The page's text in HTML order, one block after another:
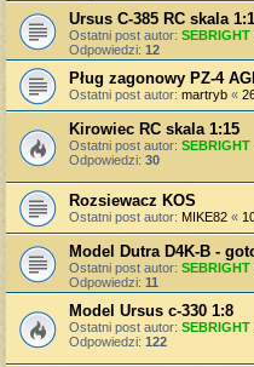
Ursus C-385 RC skala
Ostatni post autor: SEBRIGHT
Odpowiedzi: 12
Pług zagonowy PZ-4
Ostatni post autor: martryb «
Kirowiec RC skala 1:15
Ostatni post autor: SEBRIGHT
Odpowiedzi: 30
Rozsiewacz KOS
Ostatni post autor: MIKE82 «
Model Dutra D4K-B -
Ostatni post autor: SEBRIGHT
Odpowiedzi: 11
Model Ursus c-330 1:8
Ostatni post autor: SEBRIGHT
Odpowiedzi: 122